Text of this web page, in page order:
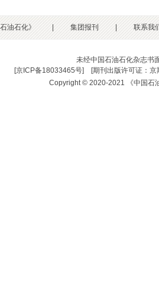
油石化》 集团报刊 联系我
未经中国石油石化杂志书
[京ICP备18033465号] [期刊出版许可证：
Copyright © 2020-2021 《中国石